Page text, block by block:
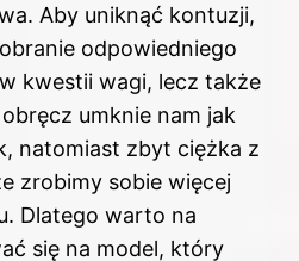
Aby uniknąć kontuzji,
odpowiedniego
kwestii wagi, lecz także
umknie nam jak
natomiast zbyt ciężka z
zrobimy sobie więcej
Dlatego warto na
się na model, który